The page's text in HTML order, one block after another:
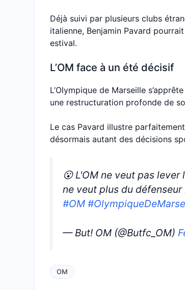
Déjà suivi par plusieurs clubs
italienne, Benjamin Pavard
estival.
L’OM face à un été décisif
L’Olympique de Marseille
une restructuration profonde de
Le cas Pavard illustre
désormais autant des décisions
😮 L'OM ne veut pas
ne veut plus du
#OM
— But! OM (@Butfc_OM)
OM